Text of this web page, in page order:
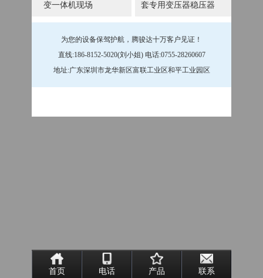
变一体机现场
套专用变压器稳压器
为您的设备保驾护航，腾骏达十万客户见证！
直线:186-8152-5020(刘小姐) 电话:0755-28260607
地址:广东深圳市龙华新区富联工业区和平工业园区
首页 电话 产品 联系